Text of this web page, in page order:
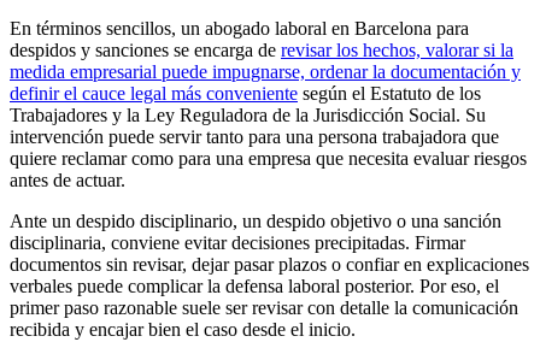
En términos sencillos, un abogado laboral en Barcelona para
despidos y sanciones se encarga de revisar los hechos, valorar si la
medida empresarial puede impugnarse, ordenar la documentación y
definir el cauce legal más conveniente según el Estatuto de los
Trabajadores y la Ley Reguladora de la Jurisdicción Social. Su
intervención puede servir tanto para una persona trabajadora que
quiere reclamar como para una empresa que necesita evaluar riesgos
antes de actuar.
Ante un despido disciplinario, un despido objetivo o una sanción
disciplinaria, conviene evitar decisiones precipitadas. Firmar
documentos sin revisar, dejar pasar plazos o confiar en explicaciones
verbales puede complicar la defensa laboral posterior. Por eso, el
primer paso razonable suele ser revisar con detalle la comunicación
recibida y encajar bien el caso desde el inicio.